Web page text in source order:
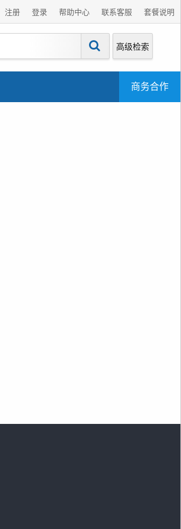
注册 登录 帮助中心 联系客服 套餐说明
高级检索
商务合作